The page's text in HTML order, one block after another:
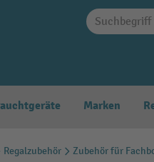
Marken
Regalzubehör Zubehör für